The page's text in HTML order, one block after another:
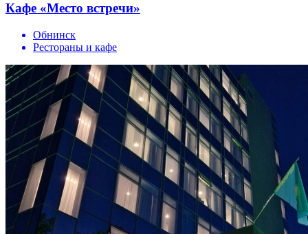
Кафе «Место встречи»
Обнинск
Рестораны и кафе